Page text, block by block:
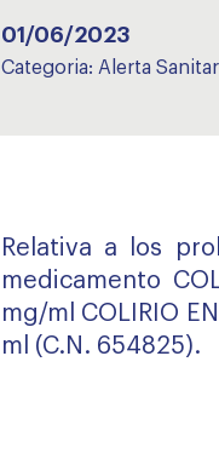
01/06/2023
Categoria: Alerta
Relativa a los
medicamento
mg/ml COLIRIO
ml (C.N. 654825).